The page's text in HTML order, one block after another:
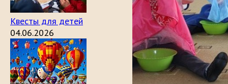
Квесты для детей
04.06.2026